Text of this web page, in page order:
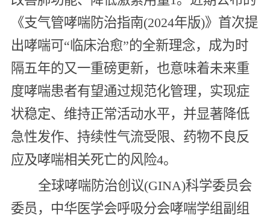
《支气管哮喘防治指南(2024年版)》首次提
出哮喘可“临床治愈”的全新理念，成为时
隔五年的又一重磅更新，也意味着未来重
度哮喘患者有望通过规范化管理，实现症
状稳定、维持正常活动水平，并显著降低
急性发作、持续性气流受限、药物不良反
应及哮喘相关死亡的风险4。
全球哮喘防治创议(GINA)科学委员会
委员，中华医学会呼吸分会哮喘学组副组